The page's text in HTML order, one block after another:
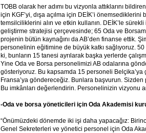
TOBB olarak her adımı bu vizyonla attıklarını
için KGF’yi, dışa açılma için DEİK’i
temsilciliklerini alın ve etkin kullanın. DEİK’le
geliştirme stratejisi çerçevesinde; 65 Oda ve
projenin bütün kaynağını da AB’den finanse ettik.
personelinin eğitimine de büyük katkı sağlıyoruz.
ki, bunların 15 tanesi ayrılarak başka yerlerde
Yine Oda ve Borsa personelimizi AB odalarına
gösteriyoruz. Bu kapsamda 15 personeli
Fransa’ya göndereceğiz. Bunlara başvurun. Sizden
Bu imkânları değerlendirin. Personelinizin vizyonu
-Oda ve borsa yöneticileri için Oda Akademisi
“Önümüzdeki dönemde iki işi daha yapacağız:
Genel Sekreterleri ve yönetici personel için Oda